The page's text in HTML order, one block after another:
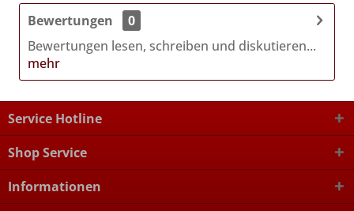
Bewertungen
0
Bewertungen lesen, schreiben und diskutieren...
mehr
Service Hotline
Shop Service
Informationen